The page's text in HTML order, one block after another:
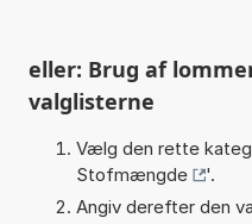
eller: Brug af
valglisterne
Vælg den rette
Stofmængde
'.
Angiv derefter den